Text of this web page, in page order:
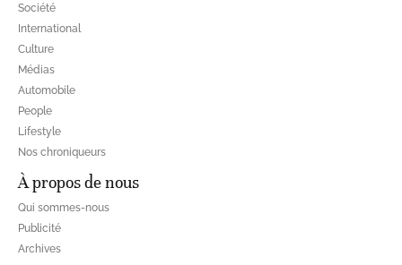
Société
International
Culture
Médias
Automobile
People
Lifestyle
Nos chroniqueurs
À propos de nous
Qui sommes-nous
Publicité
Archives